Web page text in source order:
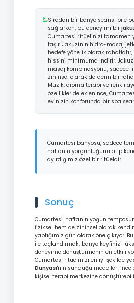
Sıradan bir banyo seansı bile
sağlarken, bu deneyimi bir
Cumartesi ritüelinizi tamamen
taşır. Jakuzinin hidro-masaj
hedefe yönelik olarak
hissini minimuma indirir.
masaj kombinasyonu, sadece
zihinsel olarak da derin bir
Müzik, aroma terapi ve renkli
özellikler de eklenince,
evinizin konforunda bir spa
Cumartesi banyosu, sadece
haftanın yorgunluğunu atıp
ayırdığımız özel bir ritüeldir.
Sonuç
Cumartesi, haftanın yoğun
fiziksel hem de zihinsel olarak
yaptığımız gün olarak öne çıkıyor.
ile taçlandırmak, banyo keyfinizi
deneyime dönüştürmenin en etkili
Cumartesi ritüelinizi en iyi şekilde
Dünyası'nın sunduğu modelleri
kişisel terapi merkezine